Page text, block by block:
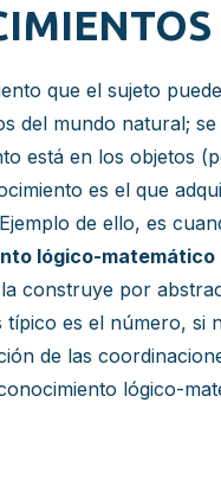
que el sujeto
del mundo natural;
está en los objetos
es el que
de ello, es
lógico-matemático
construye por
es el número,
de las
lógico-